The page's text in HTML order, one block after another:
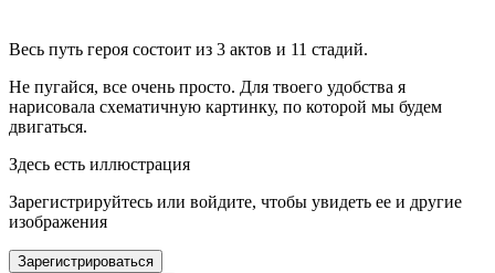
Весь путь героя состоит из 3 актов и 11 стадий.
Не пугайся, все очень просто. Для твоего удобства я
нарисовала схематичную картинку, по которой мы будем
двигаться.
Здесь есть иллюстрация
Зарегистрируйтесь или войдите, чтобы увидеть ее и другие
изображения
Зарегистрироваться